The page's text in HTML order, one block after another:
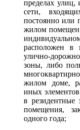
пределах улиц,
сети,
постоянно или
жилом
расположен в
улично-
зоны, либо
жилом доме,
иных
в резидентные
помещения,
одного года;